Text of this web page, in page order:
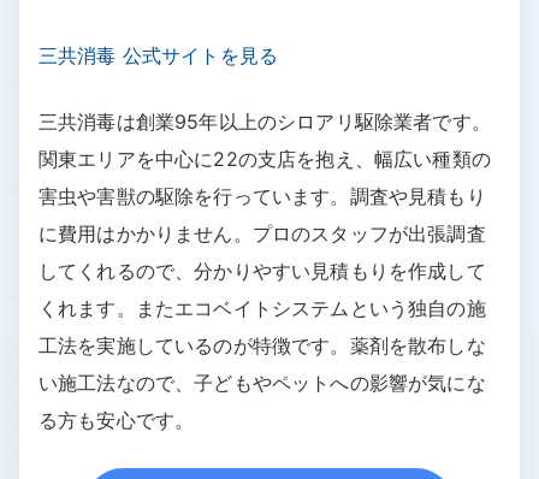
三共消毒 公式サイトを見る
三共消毒は創業95年以上のシロアリ駆除業者です。
関東エリアを中心に22の支店を抱え、幅広い種類の